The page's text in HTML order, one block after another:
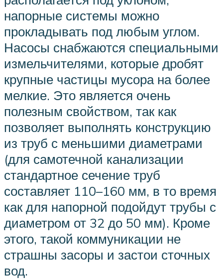
напорные системы можно
прокладывать под любым углом.
Насосы снабжаются специальными
измельчителями, которые дробят
крупные частицы мусора на более
мелкие. Это является очень
полезным свойством, так как
позволяет выполнять конструкцию
из труб с меньшими диаметрами
(для самотечной канализации
стандартное сечение труб
составляет 110–160 мм, в то время
как для напорной подойдут трубы с
диаметром от 32 до 50 мм). Кроме
этого, такой коммуникации не
страшны засоры и застои сточных
вод.